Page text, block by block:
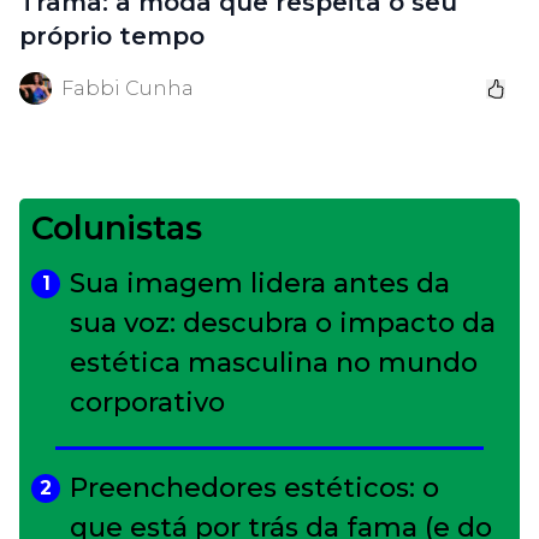
próprio tempo
Fabbi Cunha
Colunistas
1
Sua imagem lidera antes da
sua voz: descubra o impacto da
estética masculina no mundo
corporativo
2
Preenchedores estéticos: o
que está por trás da fama (e do